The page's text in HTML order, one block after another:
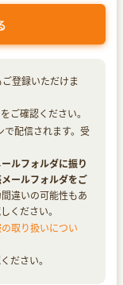
登録いただけま
をご確認ください。
配信されます。受
ルフォルダに振り
ールフォルダをご
違いの可能性もあ
ください。
取り扱いについ
ださい。